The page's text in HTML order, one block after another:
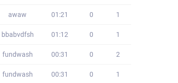
awaw 01:21 0 1
bbabvdfsh 01:12 0 1
fundwash 00:31 0 2
fundwash 00:31 0 1